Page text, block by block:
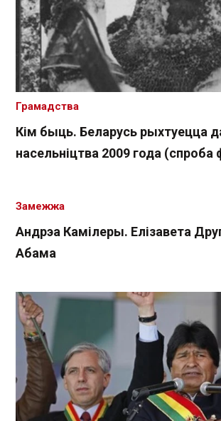
Кім быць. Беларусь рыхтуецца
насельніцтва 2009 года (спроба
Грамадства
Андрэа Камілеры. Елізавета
Абама
Замежжа